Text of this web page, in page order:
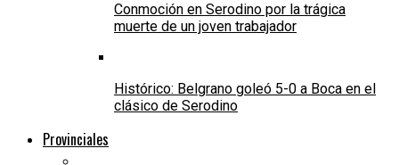
Conmoción en Serodino por la trágica
muerte de un joven trabajador
Histórico: Belgrano goleó 5-0 a Boca en el
clásico de Serodino
Provinciales